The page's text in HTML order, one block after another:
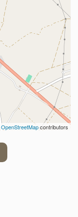
OpenStreetMapcontributors